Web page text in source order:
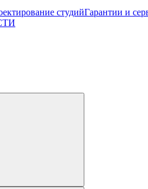
студийГарантии и